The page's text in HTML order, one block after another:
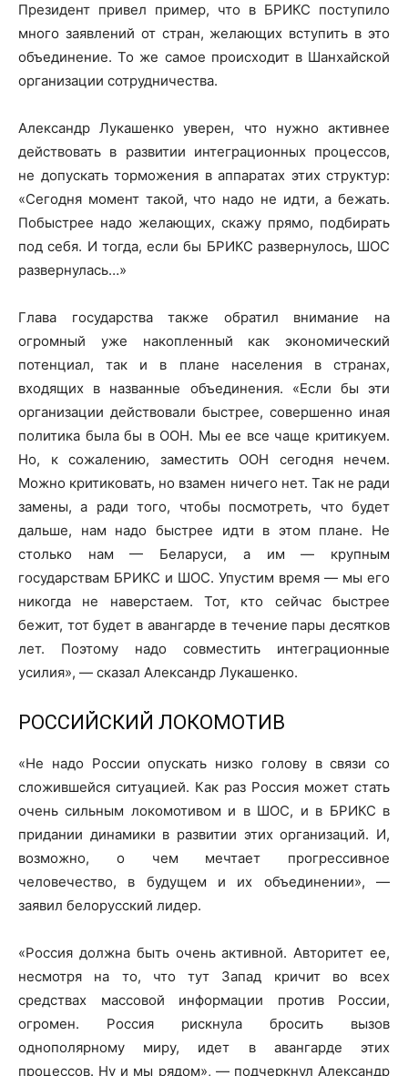
Газета
"Драгічынскі Веснік"
Президент привел пример, что в БРИКС поступило
много заявлений от стран, желающих вступить в это
объединение. То же самое происходит в Шанхайской
организации сотрудничества.
Александр Лукашенко уверен, что нужно активнее
действовать в развитии интеграционных процессов,
не допускать торможения в аппаратах этих структур:
«Сегодня момент такой, что надо не идти, а бежать.
Побыстрее надо желающих, скажу прямо, подбирать
под себя. И тогда, если бы БРИКС развернулось, ШОС
развернулась…»
Глава государства также обратил внимание на
огромный уже накопленный как экономический
потенциал, так и в плане населения в странах,
входящих в названные объединения. «Если бы эти
организации действовали быстрее, совершенно иная
политика была бы в ООН. Мы ее все чаще критикуем.
Но, к сожалению, заместить ООН сегодня нечем.
Можно критиковать, но взамен ничего нет. Так не ради
замены, а ради того, чтобы посмотреть, что будет
дальше, нам надо быстрее идти в этом плане. Не
столько нам — Беларуси, а им — крупным
государствам БРИКС и ШОС. Упустим время — мы его
никогда не наверстаем. Тот, кто сейчас быстрее
бежит, тот будет в авангарде в течение пары десятков
лет. Поэтому надо совместить интеграционные
усилия», — сказал Александр Лукашенко.
РОССИЙСКИЙ ЛОКОМОТИВ
«Не надо России опускать низко голову в связи со
сложившейся ситуацией. Как раз Россия может стать
очень сильным локомотивом и в ШОС, и в БРИКС в
придании динамики в развитии этих организаций. И,
возможно, о чем мечтает прогрессивное
человечество, в будущем и их объединении», —
заявил белорусский лидер.
«Россия должна быть очень активной. Авторитет ее,
несмотря на то, что тут Запад кричит во всех
средствах массовой информации против России,
огромен. Россия рискнула бросить вызов
однополярному миру, идет в авангарде этих
процессов. Ну и мы рядом», — подчеркнул Александр